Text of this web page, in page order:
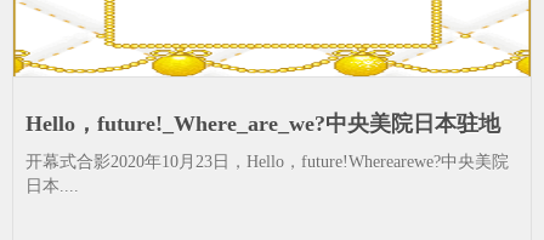
Hello，future!_Where_are_we?中央美院日本驻地
实_日本-田地艺术中心-青年艺术家-驻地艺术-花炮-
浏阳-疫情-创作
开幕式合影2020年10月23日，Hello，future!Wherearewe?中央美院
日本....